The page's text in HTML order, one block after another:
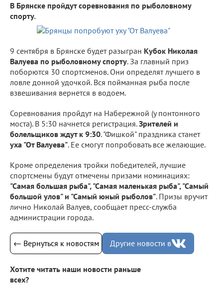
В Брянске пройдут соревнования по рыболовному
спорту.
9 сентября в Брянске будет разыгран Кубок Николая
Валуева по рыболовному спорту. За главный приз
поборются 30 спортсменов. Они определят лучшего в
ловле донной удочкой. Вся пойманная рыба после
взвешивания вернется в водоем.
Соревнования пройдут на Набережной (у понтонного
моста). В 5:30 начнется регистрация.Зрителей и
болельщиков ждут к 9:30. "Фишкой" праздника станет
уха "От Валуева". Ее смогут попробовать все желающие.
Кроме определения тройки победителей, лучшие
спортсмены будут отмечены призами номинациях:
"Самая большая рыба", "Самая маленькая рыба", "Самый
большой улов" и "Самый юный рыболов". Призы вручит
лично Николай Валуев, сообщает пресс-служба
администрации города.
← Вернуться к новостям Другие новости в
Хотите читать наши новости раньше
всех?